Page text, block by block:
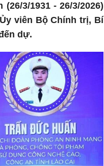
3/1931 - 26/3/2026)
viên Bộ Chính trị, Bí
dự.